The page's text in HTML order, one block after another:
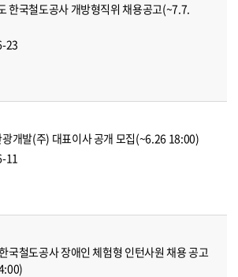
한국철도공사 개방형직위 채용공고(~7.7.
23
개발(주) 대표이사 공개 모집(~6.26 18:00)
11
국철도공사 장애인 체험형 인턴사원 채용 공고